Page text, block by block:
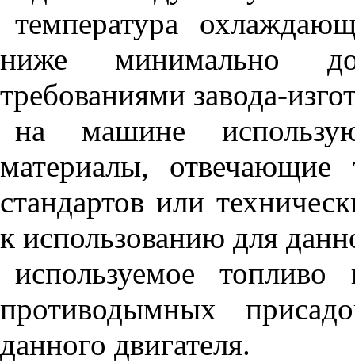
температура
ниже минимально
требованиями завода-
на машине
материалы, отвечающие
стандартов или
к использованию для
используемое
противодымных
данного двигателя.